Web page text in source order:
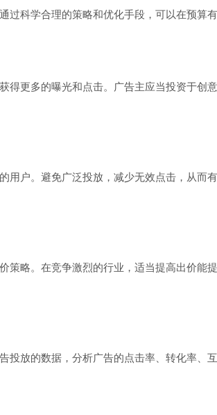
过科学合理的策略和优化手段，可以在预算
得更多的曝光和点击。广告主应当投资于
用户。避免广泛投放，减少无效点击，从而
策略。在竞争激烈的行业，适当提高出价
投放的数据，分析广告的点击率、转化率